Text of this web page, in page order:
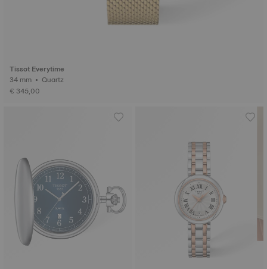
Tissot Everytime
34 mm • Quartz
€ 345,00